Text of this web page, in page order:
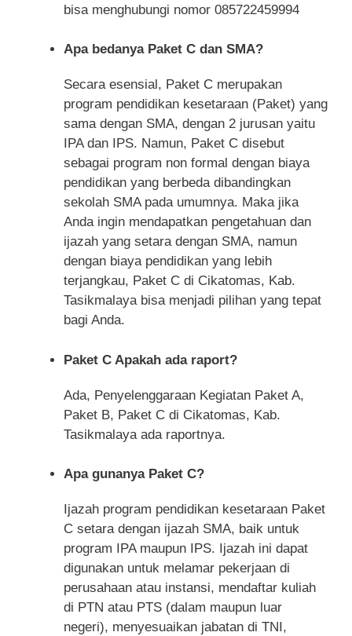
bisa menghubungi nomor 085722459994
Apa bedanya Paket C dan SMA?
Secara esensial, Paket C merupakan
program pendidikan kesetaraan (Paket) yang
sama dengan SMA, dengan 2 jurusan yaitu
IPA dan IPS. Namun, Paket C disebut
sebagai program non formal dengan biaya
pendidikan yang berbeda dibandingkan
sekolah SMA pada umumnya. Maka jika
Anda ingin mendapatkan pengetahuan dan
ijazah yang setara dengan SMA, namun
dengan biaya pendidikan yang lebih
terjangkau, Paket C di Cikatomas, Kab.
Tasikmalaya bisa menjadi pilihan yang tepat
bagi Anda.
Paket C Apakah ada raport?
Ada, Penyelenggaraan Kegiatan Paket A,
Paket B, Paket C di Cikatomas, Kab.
Tasikmalaya ada raportnya.
Apa gunanya Paket C?
Ijazah program pendidikan kesetaraan Paket
C setara dengan ijazah SMA, baik untuk
program IPA maupun IPS. Ijazah ini dapat
digunakan untuk melamar pekerjaan di
perusahaan atau instansi, mendaftar kuliah
di PTN atau PTS (dalam maupun luar
negeri), menyesuaikan jabatan di TNI,